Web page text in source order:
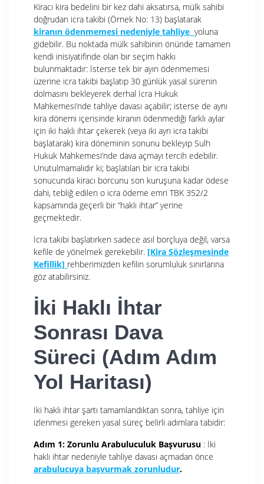
Kiracı kira bedelini bir kez dahi aksatırsa, mülk sahibi
doğrudan icra takibi (Örnek No: 13) başlatarak
kiranın ödenmemesi nedeniyle tahliye yoluna
gidebilir. Bu noktada mülk sahibinin önünde tamamen
kendi inisiyatifinde olan bir seçim hakkı
bulunmaktadır: İsterse tek bir ayın ödenmemesi
üzerine icra takibi başlatıp 30 günlük yasal sürenin
dolmasını bekleyerek derhal İcra Hukuk
Mahkemesi’nde tahliye davası açabilir; isterse de aynı
kira dönemi içerisinde kiranın ödenmediği farklı aylar
için iki haklı ihtar çekerek (veya iki ayrı icra takibi
başlatarak) kira döneminin sonunu bekleyip Sulh
Hukuk Mahkemesi’nde dava açmayı tercih edebilir.
Unutulmamalıdır ki; başlatılan bir icra takibi
sonucunda kiracı borcunu son kuruşuna kadar ödese
dahi, tebliğ edilen o icra ödeme emri TBK 352/2
kapsamında geçerli bir “haklı ihtar” yerine
geçmektedir.
İcra takibi başlatırken sadece asıl borçluya değil, varsa
kefile de yönelmek gerekebilir. [Kira Sözleşmesinde
Kefillik] rehberimizden kefilin sorumluluk sınırlarına
göz atabilirsiniz.
İki Haklı İhtar
Sonrası Dava
Süreci (Adım Adım
Yol Haritası)
İki haklı ihtar şartı tamamlandıktan sonra, tahliye için
izlenmesi gereken yasal süreç belirli adımlara tabidir:
Adım 1: Zorunlu Arabuluculuk Başvurusu : İki
haklı ihtar nedeniyle tahliye davası açmadan önce
arabulucuya başvurmak zorunludur.